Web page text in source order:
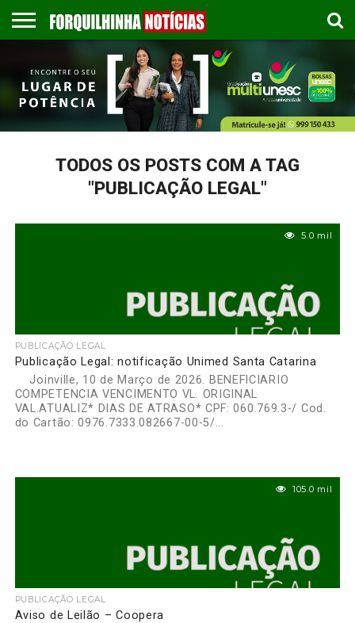
EMPREGOS
ESPORTES
PUBLICAÇÃO
LEGAL
GASTRONOMIA
CONTATO
TODOS OS POSTS COM A TAG
"PUBLICAÇÃO LEGAL"
5.0 mil
PUBLICAÇÃO LEGAL
Publicação Legal: notificação Unimed Santa Catarina
Joinville, 10 de Março de 2026. BENEFICIARIO
COMPETENCIA VENCIMENTO VL. ORIGINAL
VAL.ATUALIZ* DIAS DE ATRASO* CPF: 060.769.3-/ Cod.
do Cartão: 0976.7333.082667-00-5/...
105.0 mil
PUBLICAÇÃO LEGAL
Aviso de Leilão – Coopera